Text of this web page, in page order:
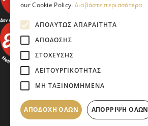
our Cookie Policy. Διαβάστε περισσότερα
ΑΠΟΛΎΤΩΣ ΑΠΑΡΑΊΤΗΤΑ
ΑΠΌΔΟΣΗΣ
ΣΤΌΧΕΥΣΗΣ
ΛΕΙΤΟΥΡΓΙΚΌΤΗΤΑΣ
ΜΗ ΤΑΞΙΝΟΜΗΜΈΝΑ
ΑΠΟΔΟΧΉ ΌΛΩΝ ΑΠΌΡΡΙΨΗ ΌΛΩΝ